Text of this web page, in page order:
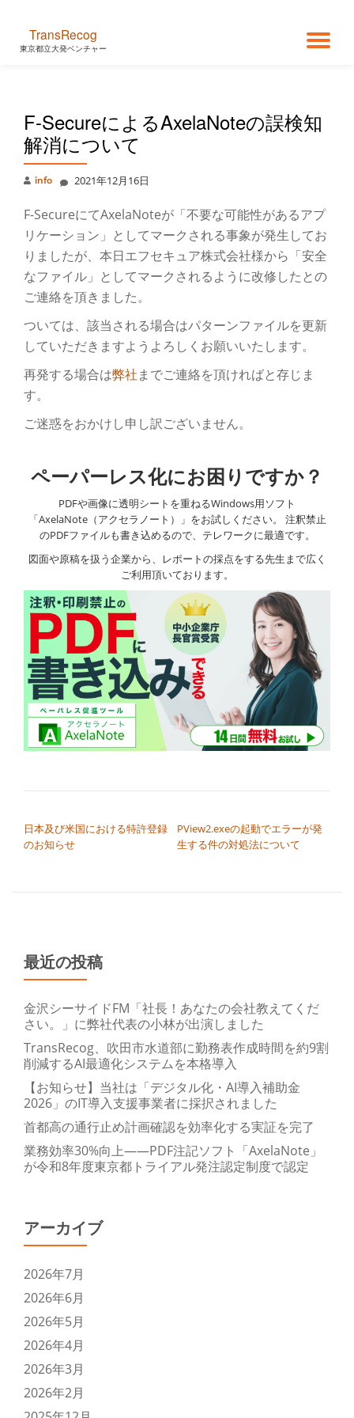
ナ
ゲ
シ
ョ
ン
を
え
TransRecog
東京都立大発ベンチャー
F-SecureによるAxelaNoteの誤検知
解消について
info 2021年12月16日
F-SecureにてAxelaNoteが「不要な可能性があるアプ
リケーション」としてマークされる事象が発生してお
りましたが、本日エフセキュア株式会社様から「安全
なファイル」としてマークされるように改修したとの
ご連絡を頂きました。
ついては、該当される場合はパターンファイルを更新
していただきますようよろしくお願いいたします。
再発する場合は弊社までご連絡を頂ければと存じま
す。
ご迷惑をおかけし申し訳ございません。
ペーパーレス化にお困りですか？
PDFや画像に透明シートを重ねるWindows用ソフト
「AxelaNote（アクセラノート）」をお試しください。 注釈禁止
のPDFファイルも書き込めるので、テレワークに最適です。
図面や原稿を扱う企業から、レポートの採点をする先生まで広く
ご利用頂いております。
日本及び米国における特許登録
のお知らせ
PView2.exeの起動でエラーが発
生する件の対処法について
最近の投稿
金沢シーサイドFM「社長！あなたの会社教えてくだ
さい。」に弊社代表の小林が出演しました
TransRecog、吹田市水道部に勤務表作成時間を約9割
削減するAI最適化システムを本格導入
【お知らせ】当社は「デジタル化・AI導入補助金
2026」のIT導入支援事業者に採択されました
首都高の通行止め計画確認を効率化する実証を完了
業務効率30%向上——PDF注記ソフト「AxelaNote」
が令和8年度東京都トライアル発注認定制度で認定
アーカイブ
2026年7月
2026年6月
2026年5月
2026年4月
2026年3月
2026年2月